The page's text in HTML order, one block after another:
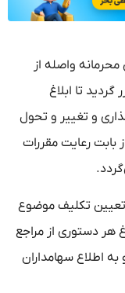
محرمانه واصله از
تا ابلاغ
و تغییر و تحول
بابت رعایت مقررات
تعیین تکلیف موضوع
هر دستوری از مراجع
اطلاع سهامداران